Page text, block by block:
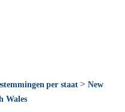
per staat>New
Wales